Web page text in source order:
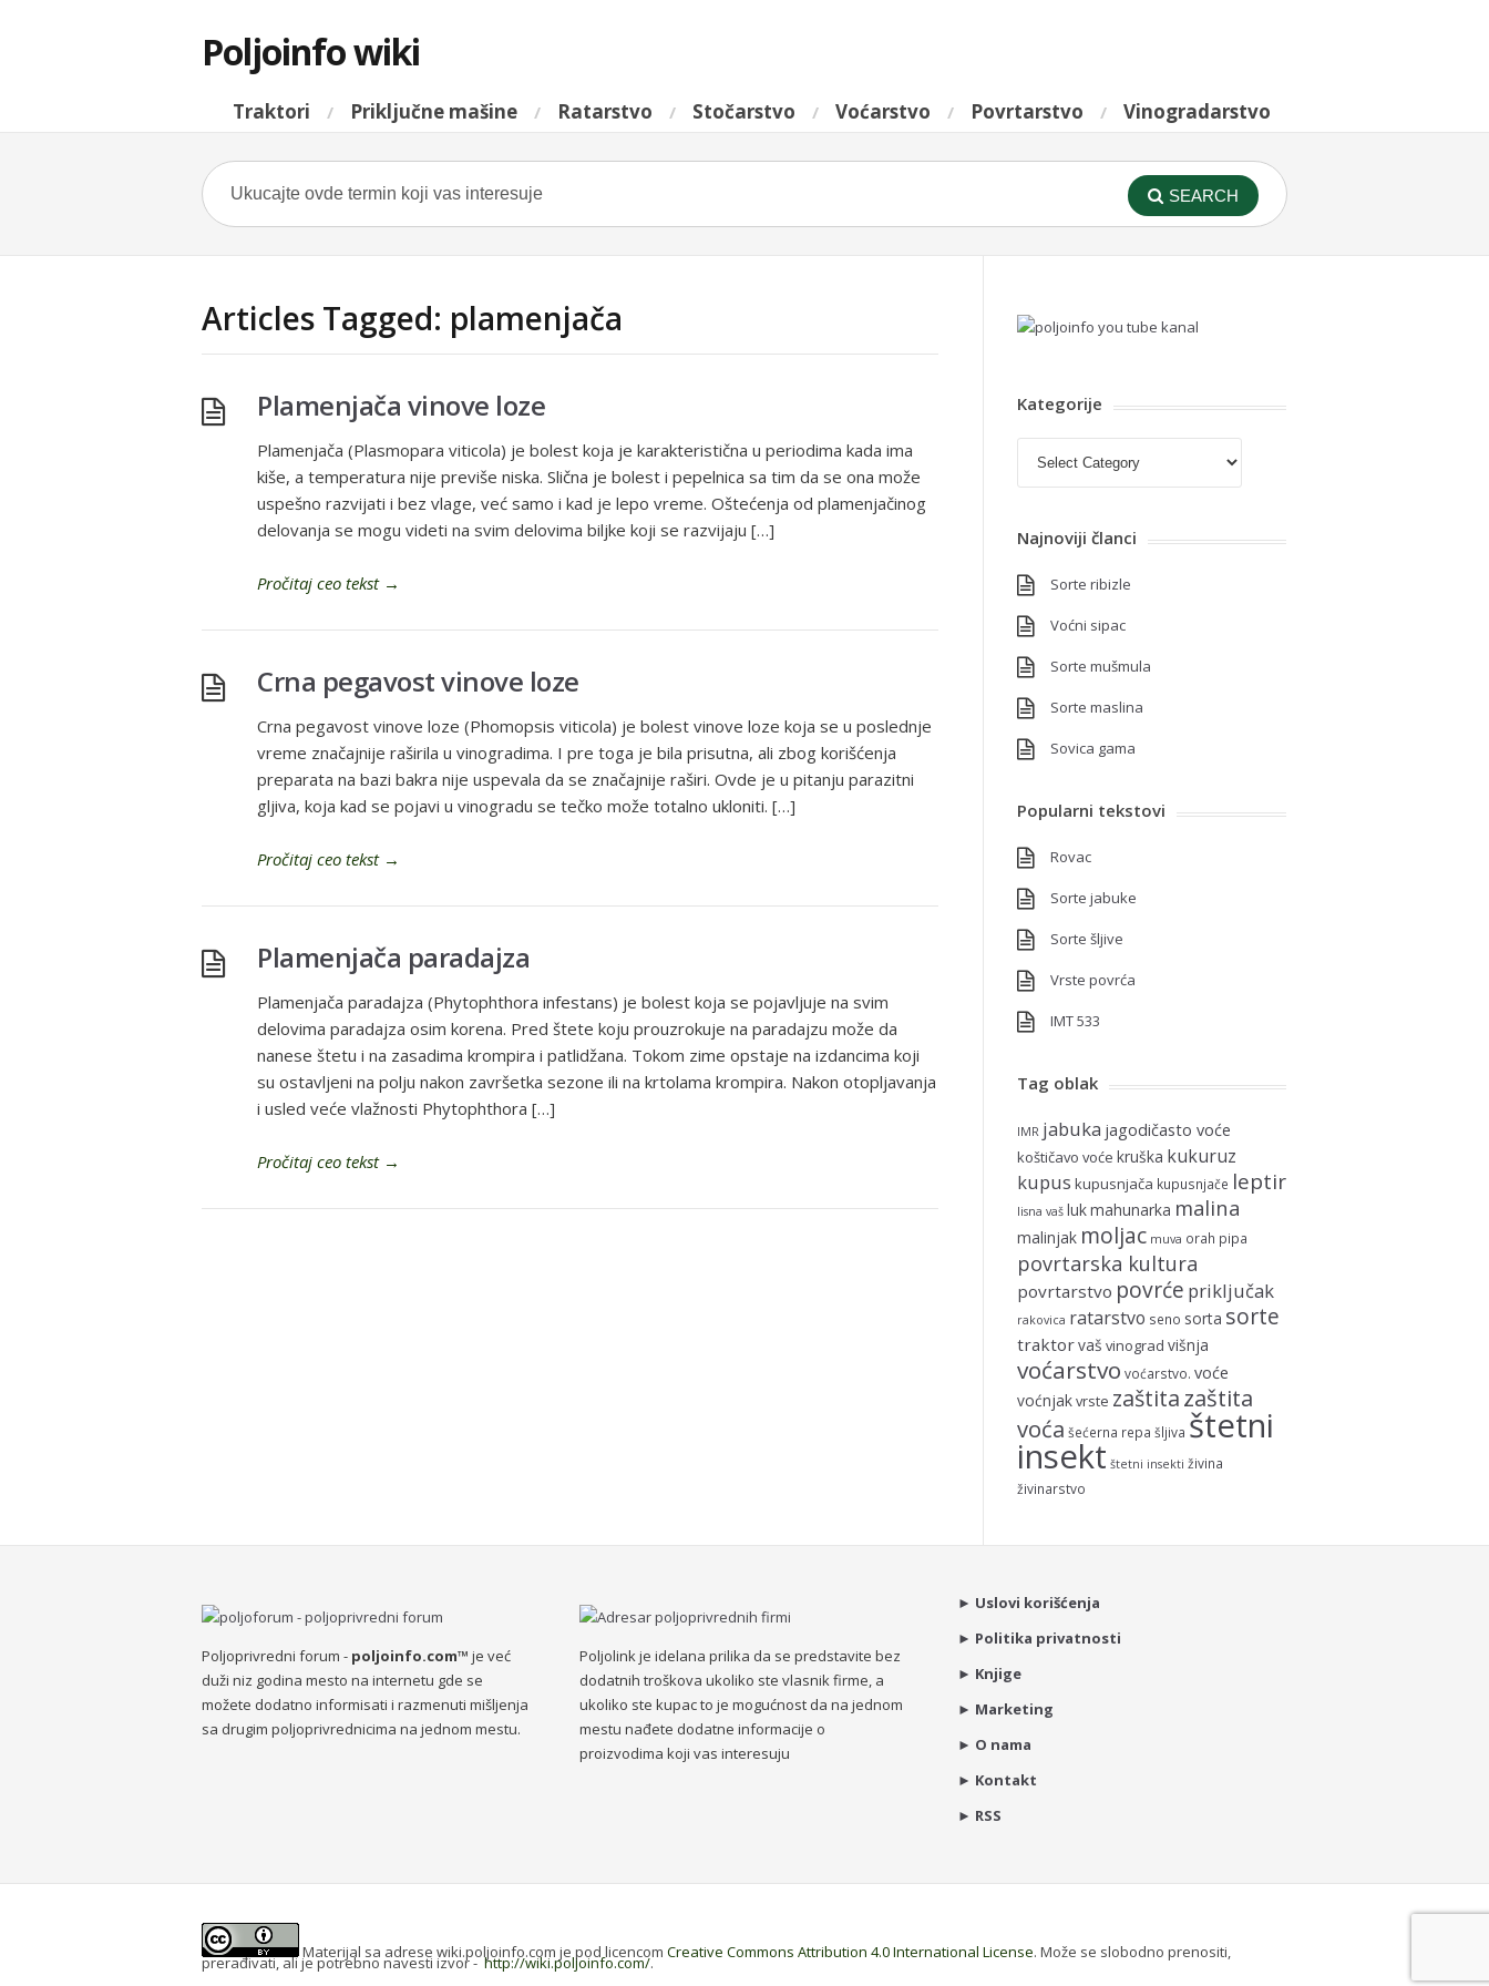
Poljoinfo wiki
Traktori Priključne mašine Ratarstvo Stočarstvo Voćarstvo Povrtarstvo Vinogradarstvo
SEARCH
Articles Tagged: plamenjača
Plamenjača vinove loze
Plamenjača (Plasmopara viticola) je bolest koja je karakteristična u periodima kada ima
kiše, a temperatura nije previše niska. Slična je bolest i pepelnica sa tim da se ona može
uspešno razvijati i bez vlage, već samo i kad je lepo vreme. Oštećenja od plamenjačinog
delovanja se mogu videti na svim delovima biljke koji se razvijaju […]
Pročitaj ceo tekst→
Crna pegavost vinove loze
Crna pegavost vinove loze (Phomopsis viticola) je bolest vinove loze koja se u poslednje
vreme značajnije raširila u vinogradima. I pre toga je bila prisutna, ali zbog korišćenja
preparata na bazi bakra nije uspevala da se značajnije raširi. Ovde je u pitanju parazitni
gljiva, koja kad se pojavi u vinogradu se tečko može totalno ukloniti. […]
Pročitaj ceo tekst→
Plamenjača paradajza
Plamenjača paradajza (Phytophthora infestans) je bolest koja se pojavljuje na svim
delovima paradajza osim korena. Pred štete koju prouzrokuje na paradajzu može da
nanese štetu i na zasadima krompira i patlidžana. Tokom zime opstaje na izdancima koji
su ostavljeni na polju nakon završetka sezone ili na krtolama krompira. Nakon otopljavanja
i usled veće vlažnosti Phytophthora […]
Pročitaj ceo tekst→
Kategorije
Najnoviji članci
Sorte ribizle
Voćni sipac
Sorte mušmula
Sorte maslina
Sovica gama
Popularni tekstovi
Rovac
Sorte jabuke
Sorte šljive
Vrste povrća
IMT 533
Tag oblak
IMR jabuka jagodičasto voće
koštičavo voće kruška kukuruz
kupus kupusnjača kupusnjače leptir
lisna vaš lukmahunarka malina
malinjak moljac muva orah pipa
povrtarska kultura
povrtarstvo povrće priključak
rakovica ratarstvo seno sorta sorte
traktorvaš vinograd višnja
voćarstvo voćarstvo. voće
voćnjakvrste zaštitazaštita
voća šećerna repa šljiva štetni
insekt štetni insekti živina
živinarstvo
Poljoprivredni forum - poljoinfo.com™ je već
duži niz godina mesto na internetu gde se
možete dodatno informisati i razmenuti mišljenja
sa drugim poljoprivrednicima na jednom mestu.
Poljolink je idelana prilika da se predstavite bez
dodatnih troškova ukoliko ste vlasnik firme, a
ukoliko ste kupac to je mogućnost da na jednom
mestu nađete dodatne informacije o
proizvodima koji vas interesuju
► Uslovi korišćenja
► Politika privatnosti
► Knjige
► Marketing
► O nama
► Kontakt
► RSS
Materijal sa adrese wiki.poljoinfo.com je pod licencom Creative Commons Attribution 4.0 International License. Može se slobodno prenositi,
prerađivati, ali je potrebno navesti izvor -http://wiki.poljoinfo.com/.